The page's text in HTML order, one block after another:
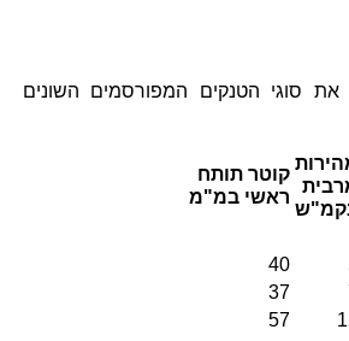
סוגי הטנקים המפורסמים השונים
קוטר תותח
ראשי במ"מ
40
37
57